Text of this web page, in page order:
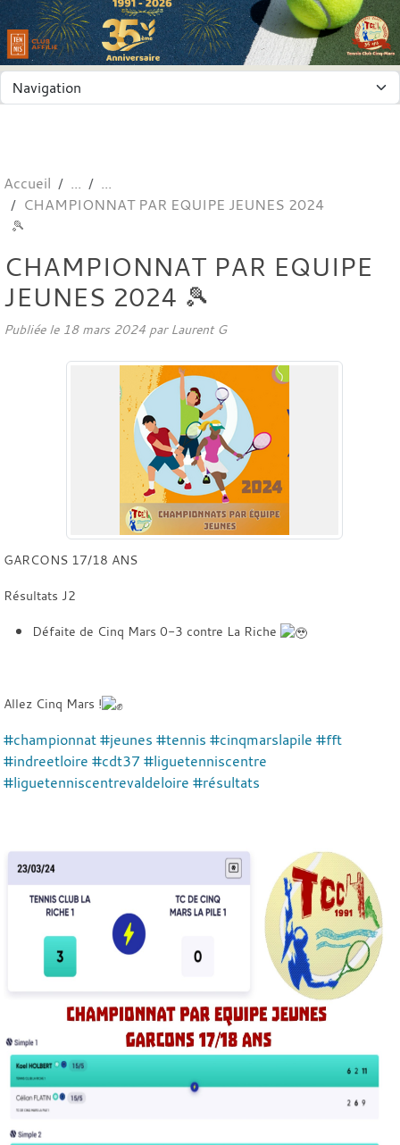
Accueil
CHAMPIONNAT PAR EQUIPE JEUNES 2024
🎾
CHAMPIONNAT PAR EQUIPE
JEUNES 2024 🎾
Publiée le 18 mars 2024 par Laurent G
GARCONS 17/18 ANS
Résultats J2
Défaite de Cinq Mars 0-3 contre La Riche
Allez Cinq Mars !
#championnat#jeunes #tennis #cinqmarslapile #fft
#indreetloire #cdt37#liguetenniscentre
#liguetenniscentrevaldeloire #résultats
Panneau de gestion des cookies